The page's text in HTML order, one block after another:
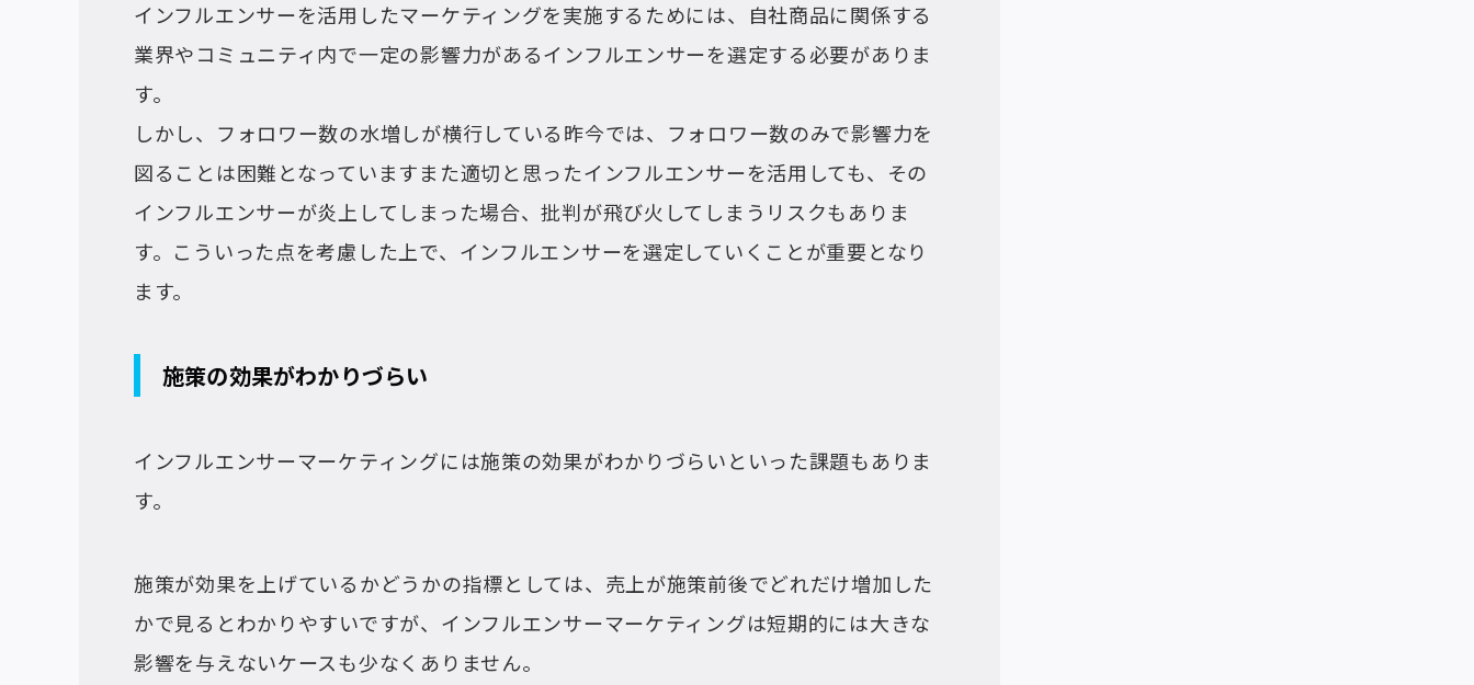
インフルエンサーを活用したマーケティングを実施するためには、自社商品に関係する
業界やコミュニティ内で一定の影響力があるインフルエンサーを選定する必要がありま
す。
しかし、フォロワー数の水増しが横行している昨今では、フォロワー数のみで影響力を
図ることは困難となっていますまた適切と思ったインフルエンサーを活用しても、その
インフルエンサーが炎上してしまった場合、批判が飛び火してしまうリスクもありま
す。こういった点を考慮した上で、インフルエンサーを選定していくことが重要となり
ます。
施策の効果がわかりづらい
インフルエンサーマーケティングには施策の効果がわかりづらいといった課題もありま
す。
施策が効果を上げているかどうかの指標としては、売上が施策前後でどれだけ増加した
かで見るとわかりやすいですが、インフルエンサーマーケティングは短期的には大きな
影響を与えないケースも少なくありません。